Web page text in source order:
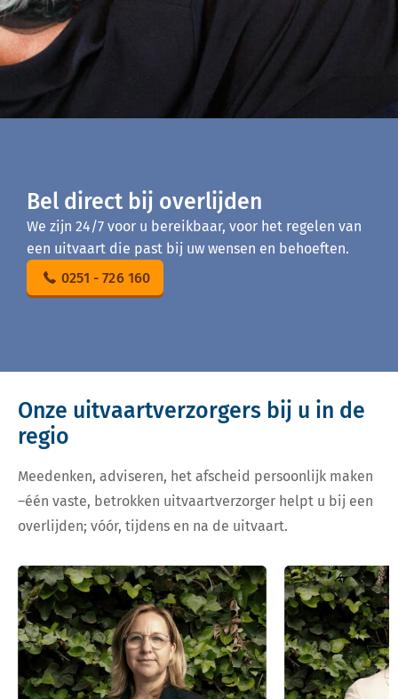
Bel direct bij overlijden
We zijn 24/7 voor u bereikbaar, voor het regelen van
een uitvaart die past bij uw wensen en behoeften.
0251 - 726 160
Onze uitvaartverzorgers bij u in de
regio
Meedenken, adviseren, het afscheid persoonlijk maken
–één vaste, betrokken uitvaartverzorger helpt u bij een
overlijden; vóór, tijdens en na de uitvaart.